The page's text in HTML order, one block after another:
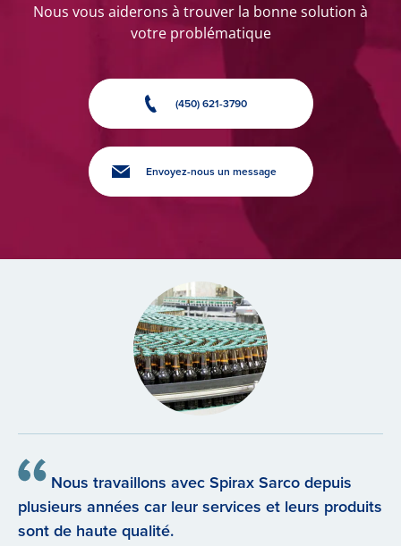
Nous vous aiderons à trouver la bonne solution à
votre problématique
(450) 621-3790
Envoyez-nous un message
Nous travaillons avec Spirax Sarco depuis
plusieurs années car leur services et leurs produits
sont de haute qualité.